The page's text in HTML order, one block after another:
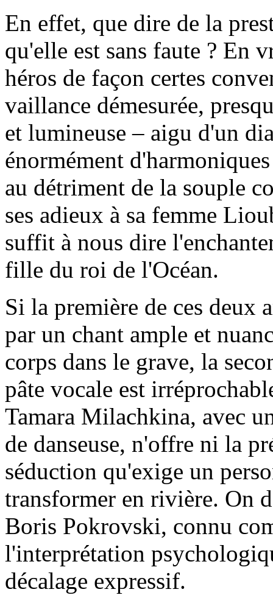
En effet, que dire de la
qu'elle est sans faute ? En
héros de façon certes
vaillance démesurée,
et lumineuse – aigu d'un
énormément
au détriment de la souple
ses adieux à sa femme
suffit à nous dire
fille du roi de l'Océan.
Si la première de ces
par un chant ample et
corps dans le grave, la
pâte vocale est
Tamara Milachkina, avec
de danseuse, n'offre ni la
séduction qu'exige un
transformer en rivière. On
Boris Pokrovski, connu
l'interprétation
décalage expressif.